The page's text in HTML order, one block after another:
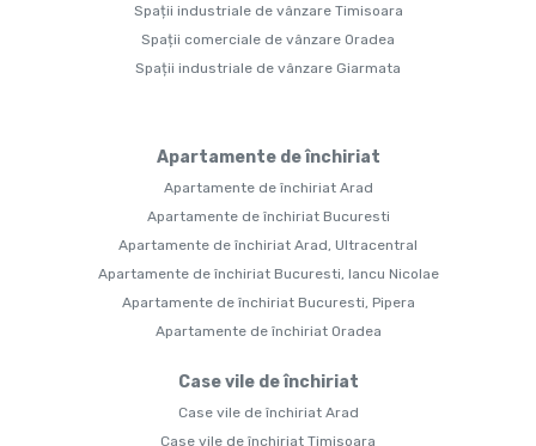
Spații industriale de vânzare Timisoara
Spații comerciale de vânzare Oradea
Spații industriale de vânzare Giarmata
Apartamente de închiriat
Apartamente de închiriat Arad
Apartamente de închiriat Bucuresti
Apartamente de închiriat Arad, Ultracentral
Apartamente de închiriat Bucuresti, Iancu Nicolae
Apartamente de închiriat Bucuresti, Pipera
Apartamente de închiriat Oradea
Case vile de închiriat
Case vile de închiriat Arad
Case vile de închiriat Timisoara